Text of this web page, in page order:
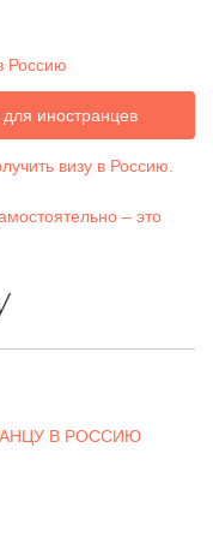
Россию
иностранцев
визу в Россию.
– это
В РОССИЮ